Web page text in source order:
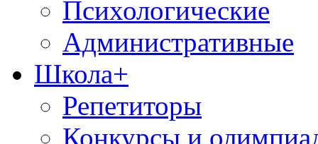
Психологические
Административные
Школа+
Репетиторы
Конкурсы и